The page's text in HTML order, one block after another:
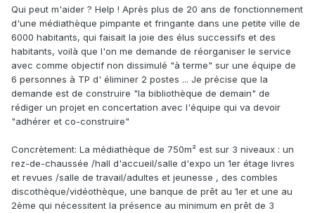
Qui peut m'aider ? Help ! Après plus de 20 ans de fonctionnement
d'une médiathèque pimpante et fringante dans une petite ville de
6000 habitants, qui faisait la joie des élus successifs et des
habitants, voilà que l'on me demande de réorganiser le service
avec comme objectif non dissimulé "à terme" sur une équipe de
6 personnes à TP d' éliminer 2 postes ... Je précise que la
demande est de construire "la bibliothèque de demain" de
rédiger un projet en concertation avec l'équipe qui va devoir
"adhérer et co-construire"
Concrètement: La médiathèque de 750m² est sur 3 niveaux : un
rez-de-chaussée /hall d'accueil/salle d'expo un 1er étage livres
et revues /salle de travail/adultes et jeunesse , des combles
discothèque/vidéothèque, une banque de prêt au 1er et une au
2ème qui nécessitent la présence au minimum en prêt de 3